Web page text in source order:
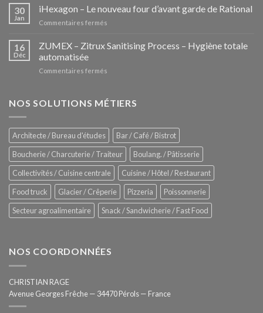
Pozzettis:
la
des
30
Jan
iHexagon – Le nouveau four d’avant garde de Rational
Commentaires fermés
–
Le
de
16
Déc
ZUMEX – Zitrux Sanitising Process – Hygiène totale
automatisée
Commentaires fermés
Zitrux
–
Hygiène
totale
automatisée
NOS SOLUTIONS MÉTIERS
Architecte / Bureau d'études
Bar / Café / Bistrot
Boucherie / Charcuterie / Traiteur
Boulang. / Pâtisserie
Collectivités / Cuisine centrale
Cuisine / Hôtel / Restaurant
Food truck
Glacier / Crêperie Pizzeria
Poissonnerie
Secteur agroalimentaire
Snack / Sandwicherie / Fast Food
NOS COORDONNÉES
CHRISTIAN RAGE
Avenue Georges Frêche — 34470 Pérols — France